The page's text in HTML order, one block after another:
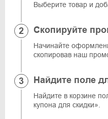
Выберите товар и
Скопируйте
Начинайте
скопировав наш
Найдите поле
Найдите в корзине
купона для скидки».